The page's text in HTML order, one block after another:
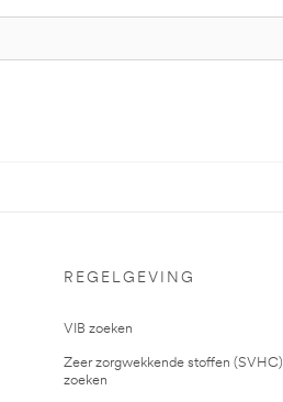
REGELGEVING
VIB zoeken
Zeer zorgwekkende stoffen (SVHC)
zoeken